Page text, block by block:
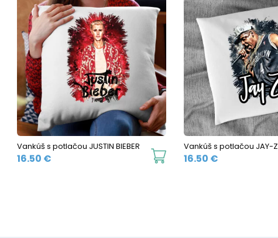
Vankúš s potlačou JUSTIN BIEBER
16.50 €
Vankúš s potlačou JAY-Z
16.50 €